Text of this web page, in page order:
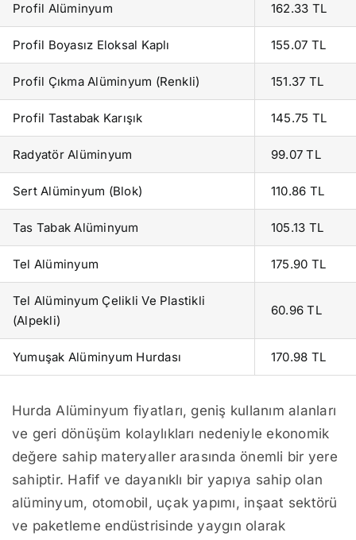
Profil Alüminyum 162.33 TL
Profil Boyasız Eloksal Kaplı 155.07 TL
Profil Çıkma Alüminyum (Renkli) 151.37 TL
Profil Tastabak Karışık 145.75 TL
Radyatör Alüminyum 99.07 TL
Sert Alüminyum (Blok) 110.86 TL
Tas Tabak Alüminyum 105.13 TL
Tel Alüminyum 175.90 TL
Tel Alüminyum Çelikli Ve Plastikli
(Alpekli)
60.96 TL
Yumuşak Alüminyum Hurdası 170.98 TL
Hurda Alüminyum fiyatları, geniş kullanım alanları
ve geri dönüşüm kolaylıkları nedeniyle ekonomik
değere sahip materyaller arasında önemli bir yere
sahiptir. Hafif ve dayanıklı bir yapıya sahip olan
alüminyum, otomobil, uçak yapımı, inşaat sektörü
ve paketleme endüstrisinde yaygın olarak